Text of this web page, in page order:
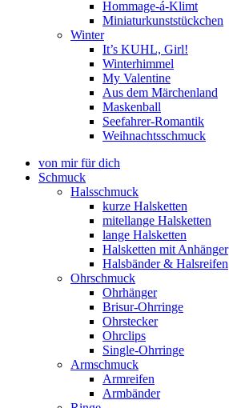
Hommage-á-Klimt
Miniaturkunststückchen
Winter
It’s KUHL, Girl!
Winterhimmel
My Valentine
Aus dem Märchenland
Maskenball
Seefahrer-Romantik
Weihnachtsschmuck
von mir für dich
Schmuck
Halsschmuck
kurze Halsketten
mitellange Halsketten
lange Halsketten
Halsketten mit Anhänger
Halsbänder & Halsreifen
Ohrschmuck
Ohrhänger
Brisur-Ohrringe
Ohrstecker
Ohrclips
Single-Ohrringe
Armschmuck
Armreifen
Armbänder